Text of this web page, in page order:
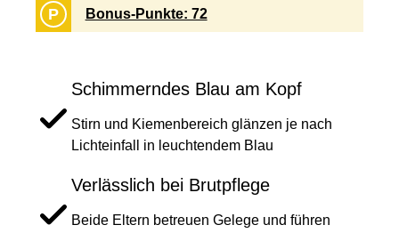
P Bonus-Punkte: 72
Schimmerndes Blau am Kopf
Stirn und Kiemenbereich glänzen je nach
Lichteinfall in leuchtendem Blau
Verlässlich bei Brutpflege
Beide Eltern betreuen Gelege und führen